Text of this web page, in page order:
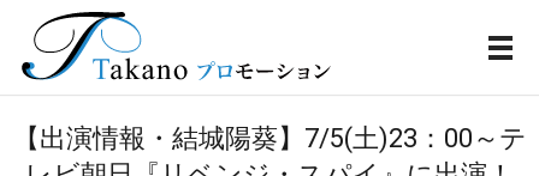
メ
【出演情報・結城陽葵】7/5(土)23：00～テ